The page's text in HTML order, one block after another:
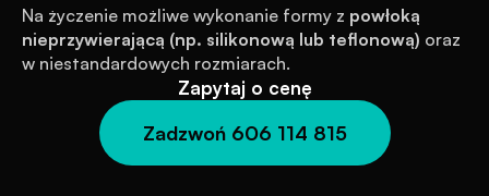
Na życzenie możliwe wykonanie formy z powłoką
nieprzywierającą (np. silikonową lub teflonową) oraz
w niestandardowych rozmiarach.
Zapytaj o cenę
Zadzwoń 606 114 815